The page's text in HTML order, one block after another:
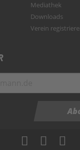
Mediathek
Downloads
Verein